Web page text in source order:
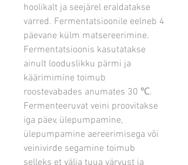
hoolikalt ja seejärel eraldatakse
varred. Fermentatsioonile eelneb 4
päevane külm matsereerimine.
Fermentatsioonis kasutatakse
ainult looduslikku pärmi ja
käärimimine toimub
roostevabades anumates 30 ℃.
Fermenteeruvat veini proovitakse
iga päev, ülepumpamine,
ülepumpamine aereerimisega või
veinivirde segamine toimub
selleks et välja tuua värvust ja